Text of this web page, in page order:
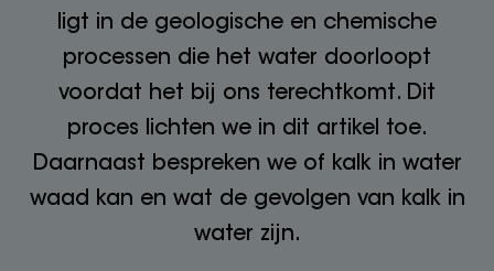
ligt in de geologische en chemische
processen die het water doorloopt
voordat het bij ons terechtkomt. Dit
proces lichten we in dit artikel toe.
Daarnaast bespreken we of kalk in water
waad kan en wat de gevolgen van kalk in
water zijn.